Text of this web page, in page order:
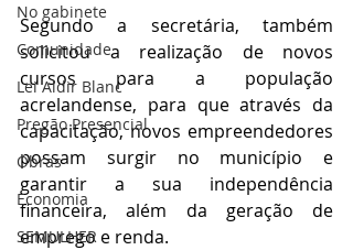
No gabinete
Comunidade
Lei Aldir Blanc
Pregão Presencial
Obras
Economia
SEMULHER
Segundo a secretária, também
solicitou a realização de novos
cursos para a população
acrelandense, para que através da
capacitação, novos empreendedores
possam surgir no município e
garantir a sua independência
financeira, além da geração de
emprego e renda.